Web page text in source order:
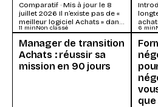
Comparatif · Mis à jour le 8
juillet 2026 Il n’existe pas de «
meilleur logiciel Achats » dans
l’absolu...
11 minNon classé
Manager de transition
Achats : réussir sa
mission en 90 jours
6 min
que